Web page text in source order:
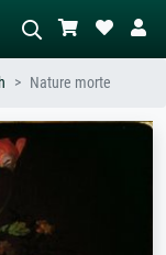
d'images IA
– ex. prairie verte,
beaucoup de rouge,
nu debout près d'un
arbre.
Nature morte